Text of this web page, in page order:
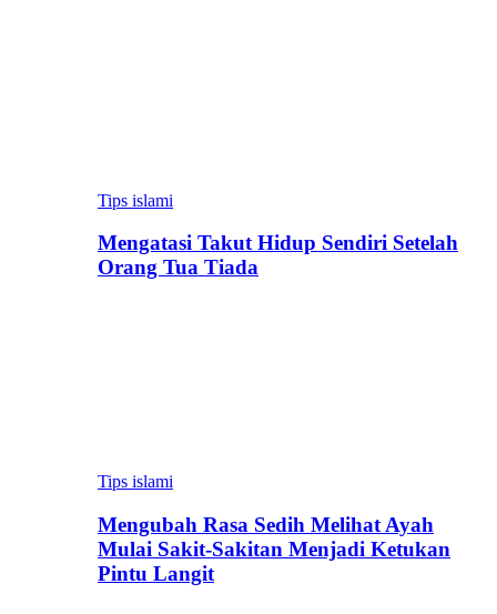
Tips islami
Mengatasi Takut Hidup Sendiri Setelah
Orang Tua Tiada
Tips islami
Mengubah Rasa Sedih Melihat Ayah
Mulai Sakit-Sakitan Menjadi Ketukan
Pintu Langit